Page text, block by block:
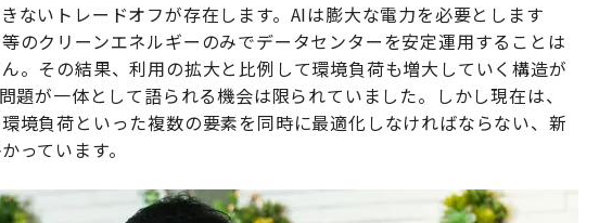
ないトレードオフが存在します。AIは膨大な電力を必要とします
のクリーンエネルギーのみでデータセンターを安定運用することは
。その結果、利用の拡大と比例して環境負荷も増大していく構造が
題が一体として語られる機会は限られていました。しかし現在は、
境負荷といった複数の要素を同時に最適化しなければならない、新
っています。